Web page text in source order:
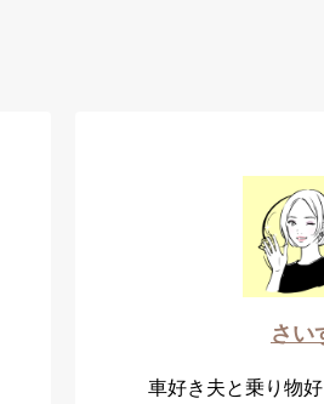
さい
車好き夫と乗り物